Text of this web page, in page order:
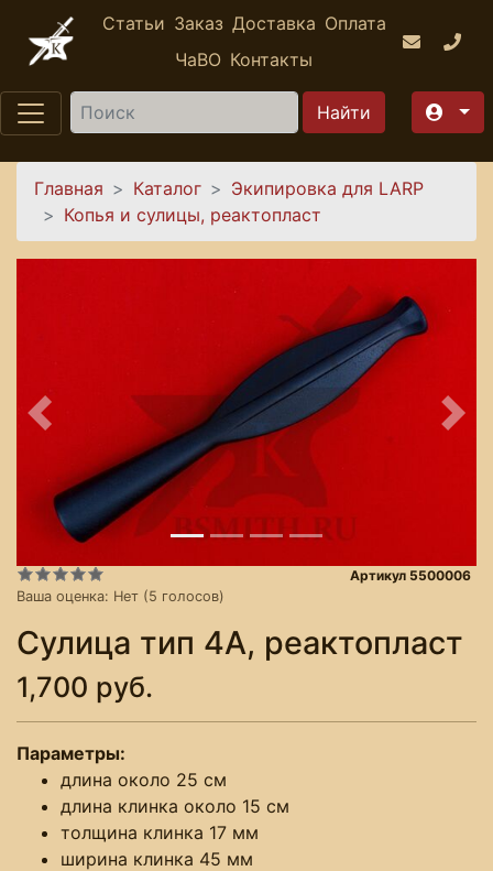
Перейти к основному содержанию
Статьи Заказ Доставка Оплата
ЧаВО Контакты
Найти
Вы здесь
Главная Каталог
Экипировка для LARP
Копья и сулицы, реактопласт
Предыдущее
Ваша оценка: Нет (5 голосов)
Артикул 5500006
Сулица тип 4А, реактопласт
1,700 руб.
Параметры:
длина около 25 см
длина клинка около 15 см
толщина клинка 17 мм
ширина клинка 45 мм